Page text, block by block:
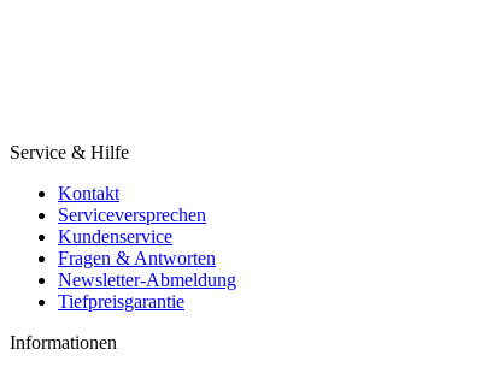
Service & Hilfe
Kontakt
Serviceversprechen
Kundenservice
Fragen & Antworten
Newsletter-Abmeldung
Tiefpreisgarantie
Informationen